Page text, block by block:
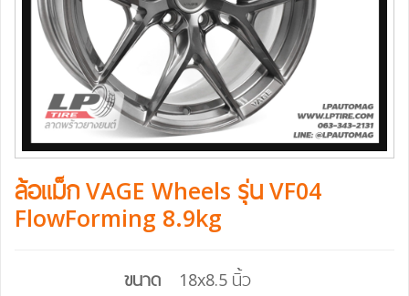
ล้อแม็ก VAGE Wheels รุ่น VF04
FlowForming 8.9kg
ขนาด
18x8.5 นิ้ว